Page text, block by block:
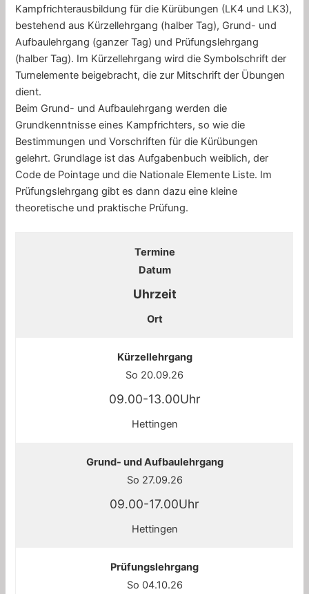
Kampfrichterausbildung für die Kürübungen (LK4 und LK3),
bestehend aus Kürzellehrgang (halber Tag), Grund- und
Aufbaulehrgang (ganzer Tag) und Prüfungslehrgang
(halber Tag). Im Kürzellehrgang wird die Symbolschrift der
Turnelemente beigebracht, die zur Mitschrift der Übungen
dient.
Beim Grund- und Aufbaulehrgang werden die
Grundkenntnisse eines Kampfrichters, so wie die
Bestimmungen und Vorschriften für die Kürübungen
gelehrt. Grundlage ist das Aufgabenbuch weiblich, der
Code de Pointage und die Nationale Elemente Liste. Im
Prüfungslehrgang gibt es dann dazu eine kleine
theoretische und praktische Prüfung.
Termine
Datum
Uhrzeit
Ort
Kürzellehrgang
So 20.09.26
09.00-13.00Uhr
Hettingen
Grund- und Aufbaulehrgang
So 27.09.26
09.00-17.00Uhr
Hettingen
Prüfungslehrgang
So 04.10.26